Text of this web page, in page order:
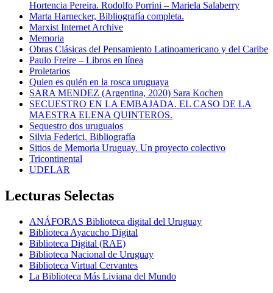
Hortencia Pereira. Rodolfo Porrini – Mariela Salaberry
Marta Harnecker, Bibliografía completa.
Marxist Internet Archive
Memoria
Obras Clásicas del Pensamiento Latinoamericano y del Caribe
Paulo Freire – Libros en línea
Proletarios
Quien es quién en la rosca uruguaya
SARA MENDEZ (Argentina, 2020) Sara Kochen
SECUESTRO EN LA EMBAJADA. EL CASO DE LA
MAESTRA ELENA QUINTEROS.
Sequestro dos uruguaios
Silvia Federici. Bibliografía
Sitios de Memoria Uruguay. Un proyecto colectivo
Tricontinental
UDELAR
Lecturas Selectas
ANÁFORAS Biblioteca digital del Uruguay
Biblioteca Ayacucho Digital
Biblioteca Digital (RAE)
Biblioteca Nacional de Uruguay
Biblioteca Virtual Cervantes
La Biblioteca Más Liviana del Mundo